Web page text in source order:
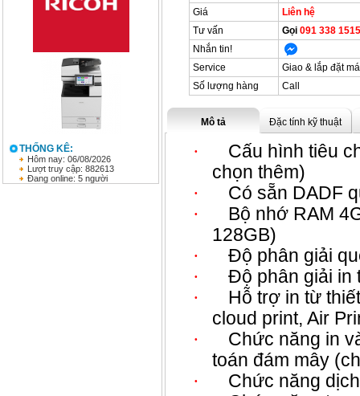
THỐNG KÊ:
Hôm nay: 06/08/2026
Lượt truy cập: 882613
Đang online: 5 người
Giá
Liên hệ
Tư vấn
Gọi091 338
Nhắn tin!
Service
Giao & lắp đặt
Số lượng hàng
Call
Mô tả Đặc tính kỹ thuật
·
Cấu hình tiêu
chọn thêm)
·
Có sẵn DADF
·
Bộ nhớ RAM
128GB)
·
Độ phân giải
·
Độ phân giải in
·
Hỗ trợ in từ
cloud print, Air
·
Chức năng in
toán đám mây
·
Chức năng